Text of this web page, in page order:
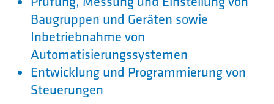
Baugruppen und Geräten sowie
Inbetriebnahme von
Automatisierungssystemen
Entwicklung und Programmierung von
Steuerungen